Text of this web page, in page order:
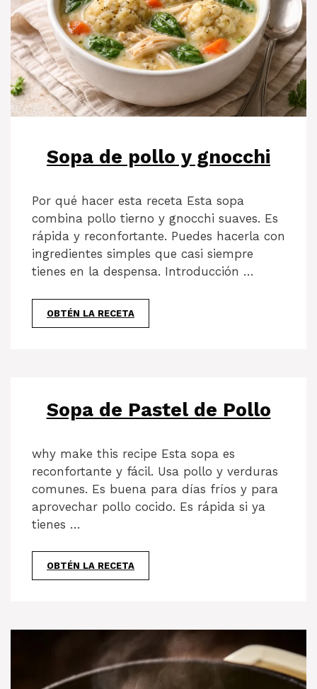
Sopa de pollo y gnocchi
Por qué hacer esta receta Esta sopa
combina pollo tierno y gnocchi suaves. Es
rápida y reconfortante. Puedes hacerla con
ingredientes simples que casi siempre
tienes en la despensa. Introducción …
OBTÉN LA RECETA
Sopa de Pastel de Pollo
why make this recipe Esta sopa es
reconfortante y fácil. Usa pollo y verduras
comunes. Es buena para días fríos y para
aprovechar pollo cocido. Es rápida si ya
tienes …
OBTÉN LA RECETA